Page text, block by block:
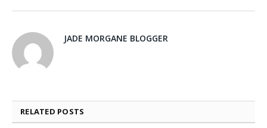
JADE MORGANE BLOGGER
RELATED POSTS